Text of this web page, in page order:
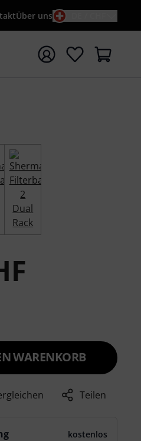
Über uns
starten
WARENKORB
Teilen
kostenlos